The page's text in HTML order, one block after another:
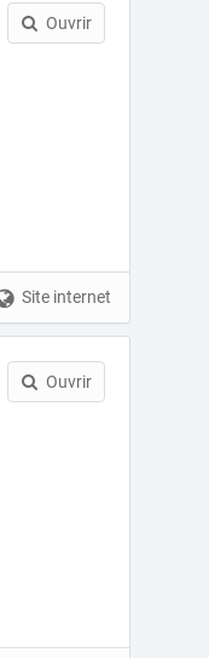
Ouvrir
Site internet
Ouvrir